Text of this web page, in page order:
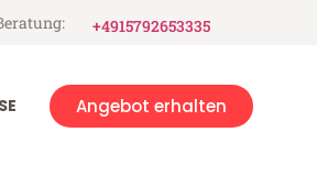
+4915792653335
Angebot erhalten